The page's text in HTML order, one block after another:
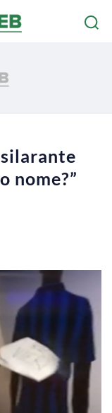
nome?”